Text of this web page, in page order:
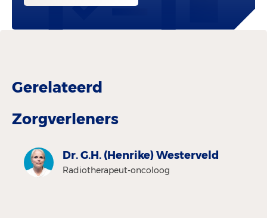
Gerelateerd
Zorgverleners
Dr. G.H. (Henrike) Westerveld
Radiotherapeut-oncoloog